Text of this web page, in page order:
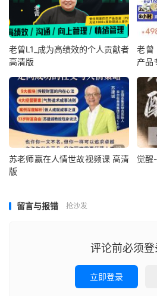
老曾L1_成为高绩效的个人贡献者
高清版
老曾
产品
苏老师赢在人情世故视频课 高清
版
觉醒
留言与报错 抢沙发
评论前必须登
立即登录